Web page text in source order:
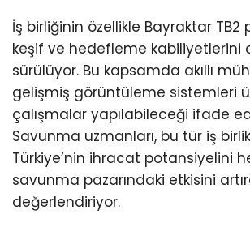
İş birliğinin özellikle Bayraktar
keşif ve hedefleme kabiliyetlerini
sürülüyor. Bu kapsamda akıllı
gelişmiş görüntüleme sistemleri
çalışmalar yapılabileceği ifade
Savunma uzmanları, bu tür iş
Türkiye’nin ihracat potansiyelini
savunma pazarındaki etkisini
değerlendiriyor.